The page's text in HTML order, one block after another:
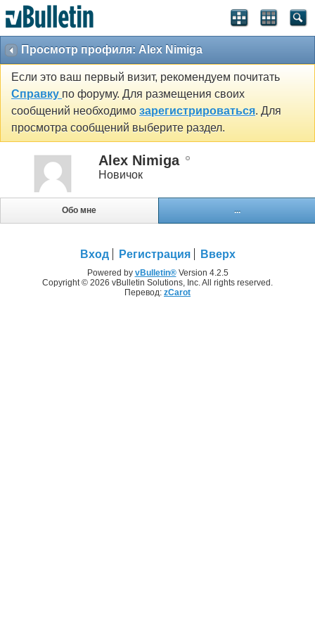
Просмотр профиля: Alex Nimiga
Если это ваш первый визит, рекомендуем почитать
Справку по форуму. Для размещения своих
сообщений необходимо зарегистрироваться. Для
просмотра сообщений выберите раздел.
Alex Nimiga
Новичок
Обо мне ...
Вход Регистрация Вверх
Powered by vBulletin®Version 4.2.5
Copyright © 2026 vBulletin Solutions, Inc. All rights reserved.
Перевод: zCarot